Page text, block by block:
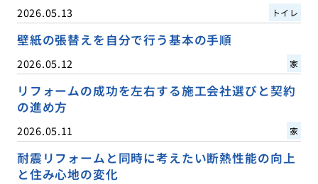
2026.05.13 トイレ
壁紙の張替えを自分で行う基本の手順
2026.05.12 家
リフォームの成功を左右する施工会社選びと契約
の進め方
2026.05.11 家
耐震リフォームと同時に考えたい断熱性能の向上
と住み心地の変化